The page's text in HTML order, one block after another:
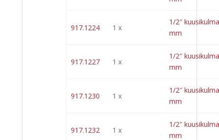
917.1224 1 x
1/2″
mm
917.1227 1 x
1/2″
mm
917.1230 1 x
1/2″
mm
917.1232 1 x
1/2″
mm